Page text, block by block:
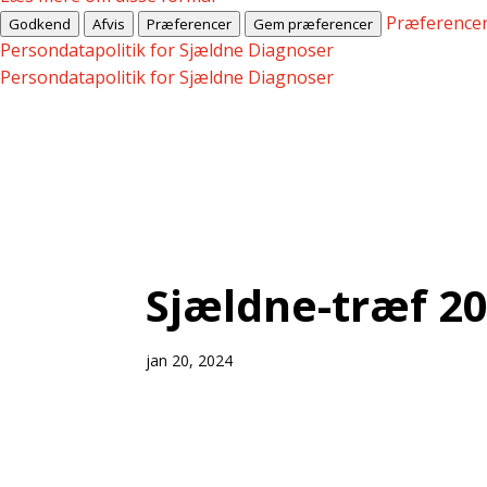
Godkend Afvis Præferencer Gem præferencer
Persondatapolitik for Sjældne Diagnoser
Persondatapolitik for Sjældne Diagnoser
Sjældne-træf
jan 20, 2024